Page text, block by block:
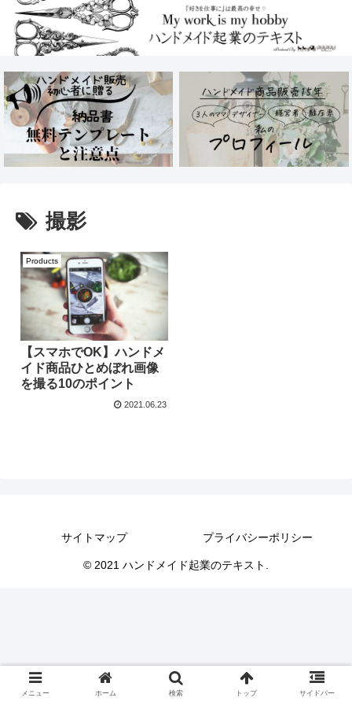
撮影
Products
【スマホでOK】ハンドメ
イド商品ひとめぼれ画像
を撮る10のポイント
2021.06.23
サイトマップ プライバシーポリシー
© 2021 ハンドメイド起業のテキスト.
メニュー ホーム 検索 トップ サイドバー